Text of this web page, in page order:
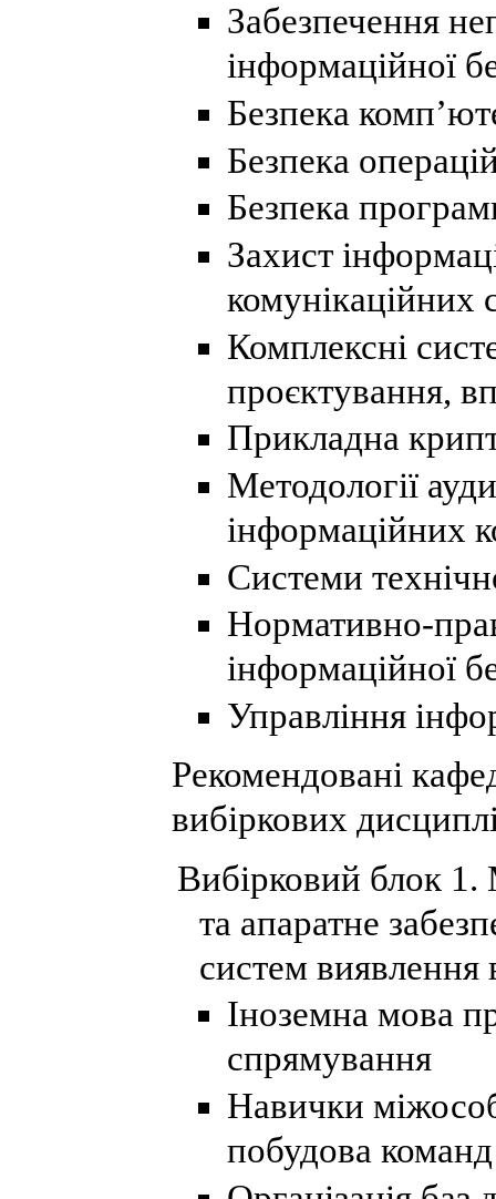
Забезпечення
інформаційної
Безпека
Безпека
Безпека
Захист
комунікаційних
Комплексні
проєктування,
Прикладна
Методології
інформаційних
Системи
Нормативно-
інформаційної
Управління
Рекомендовані
вибіркових
Вибірковий блок
та апаратне
систем виявлення
Іноземна мова
спрямування
Навички
побудова